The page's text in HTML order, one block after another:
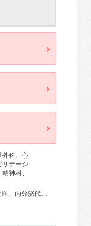
外科、心
リテーシ
神科、